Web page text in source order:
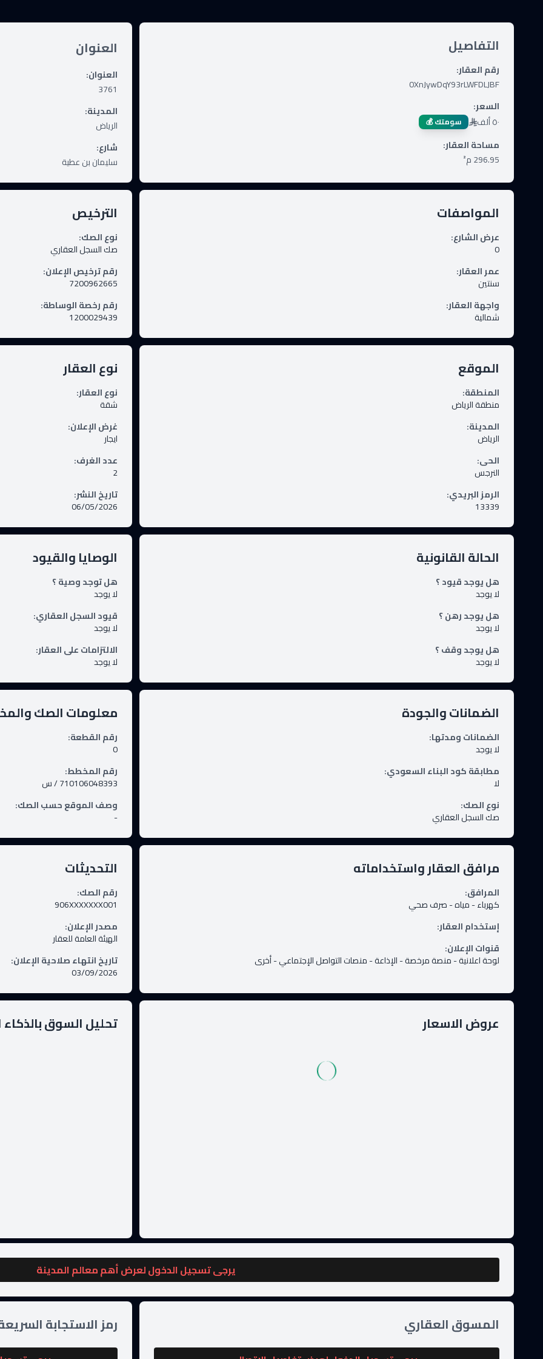
التفاصيل
رقم العقار:
0XnJywDqY93rLWFDLJBF
السعر:
٥٠ ألف
سومتك 💰
مساحة العقار:
296.95م²
العنوان
العنوان:
3761
المدينة:
الرياض
شارع:
سليمان بن عطية
المواصفات
عرض الشارع:
0
عمر العقار:
سنتين
واجهة العقار:
شمالية
الترخيص
نوع الصك:
صك السجل العقاري
رقم ترخيص الإعلان:
7200962665
رقم رخصة الوساطة:
1200029439
الموقع
المنطقة:
منطقة الرياض
المدينة:
الرياض
الحى:
النرجس
الرمز البريدي:
13339
نوع العقار
نوع العقار:
شقة
غرض الإعلان:
ايجار
عدد الغرف:
2
تاريخ النشر:
06/05/2026
الحالة القانونية
هل يوجد قيود ؟
لا يوجد
هل يوجد رهن ؟
لا يوجد
هل يوجد وقف ؟
لا يوجد
الوصايا والقيود
هل توجد وصية ؟
لا يوجد
قيود السجل العقاري:
لا يوجد
الالتزامات على العقار:
لا يوجد
الضمانات والجودة
الضمانات ومدتها:
لا يوجد
مطابقة كود البناء السعودي:
لا
نوع الصك:
صك السجل العقاري
معلومات الصك
رقم القطعة:
0
رقم المخطط:
710106048393 / س
وصف الموقع حسب الصك:
-
مرافق العقار واستخداماته
المرافق:
كهرباء-مياه-صرف صحي
إستخدام العقار:
قنوات الإعلان:
لوحة اعلانية-منصة مرخصة-الإذاعة-منصات التواصل الإجتماعي-أخرى
التحديثات
رقم الصك:
906XXXXXXX001
مصدر الإعلان:
الهيئة العامة للعقار
تاريخ انتهاء صلاحية الإعلان:
03/09/2026
عروض الاسعار تحليل السوق
يرجى تسجيل الدخول لعرض أهم معالم المدينة
المسوق العقاري رمز الاستجابة